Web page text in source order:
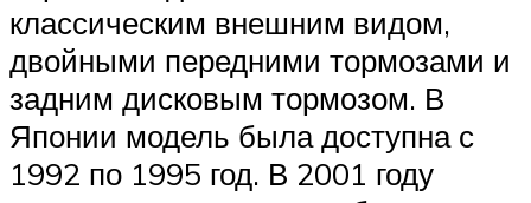
классическим внешним видом,
двойными передними тормозами и
задним дисковым тормозом. В
Японии модель была доступна с
1992 по 1995 год. В 2001 году